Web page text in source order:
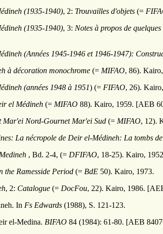
(1935-1940), 2: Trouvailles d'objets (=
(1935-1940), 3: Notes à propos de
(Années 1945-1946 et 1946-1947):
à décoration monochrome (= MIFAO, 86).
(années 1948 à 1951) (= FIFAO, 26).
el Médineh (= MIFAO 88). Kairo, 1959. [AEB
Mar'ei Nord-Gournet Mar'ei Sud (= MIFAO, 12).
La nécropole de Deir el-Médineh: La tombs
, Bd. 2-4, (= DFIFAO, 18-25). Kairo,
the Ramesside Period (= BdE 50). Kairo, 1973.
, 2: Catalogue (= DocFou, 22). Kairo, 1986.
In Fs Edwards (1988), S. 121-123.
el-Medina. BIFAO 84 (1984): 61-80. [AEB